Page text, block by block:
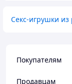
Секс-игрушки
Покупателям
Продавцам